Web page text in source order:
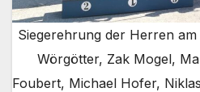
Siegerehrung der Herren
Wörgötter, Zak Mogel,
Foubert, Michael Hofer,